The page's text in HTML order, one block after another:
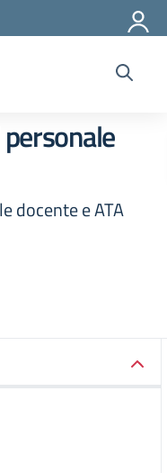
docente e ATA